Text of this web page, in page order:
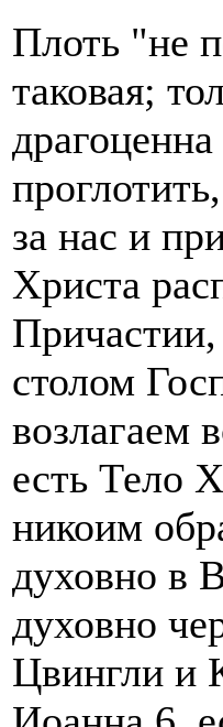
Плоть "не
таковая;
за нас и
Христа
столом
возлагаем
есть Тело
никоим
духовно в
духовно
Цвингли и